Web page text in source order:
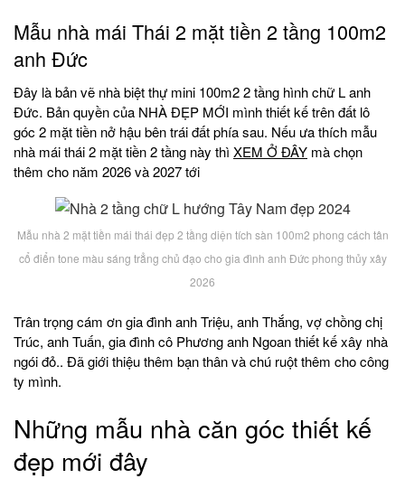
Mẫu nhà mái Thái 2 mặt tiền 2 tầng 100m2
anh Đức
Đây là bản vẽ nhà biệt thự mini 100m2 2 tầng hình chữ L anh
Đức. Bản quyền của NHÀ ĐẸP MỚI mình thiết kế trên đất lô
góc 2 mặt tiền nở hậu bên trái đất phía sau. Nếu ưa thích mẫu
nhà mái thái 2 mặt tiền 2 tầng này thì XEM Ở ĐÂY mà chọn
thêm cho năm 2026 và 2027 tới
Mẫu nhà 2 mặt tiền mái thái đẹp 2 tầng diện tích sàn 100m2 phong cách tân
cổ điển tone màu sáng trẳng chủ đạo cho gia đình anh Đức phong thủy xây
2026
Trân trọng cám ơn gia đình anh Triệu, anh Thắng, vợ chồng chị
Trúc, anh Tuấn, gia đình cô Phương anh Ngoan thiết kế xây nhà
ngói đỏ.. Đã giới thiệu thêm bạn thân và chú ruột thêm cho công
ty mình.
Những mẫu nhà căn góc thiết kế
đẹp mới đây